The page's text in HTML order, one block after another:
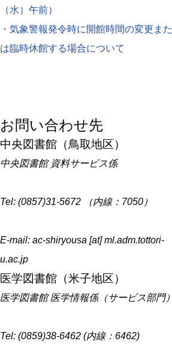
（水）午前）
・気象警報発令時に開館時間の変更また
は臨時休館する場合について
お問い合わせ先
中央図書館（鳥取地区）
中央図書館 資料サービス係
Tel: (0857)31-5672 （内線：7050）
E-mail: ac-shiryousa [at] ml.adm.tottori-
u.ac.jp
医学図書館（米子地区）
医学図書館 医学情報係（サービス部門）
Tel: (0859)38-6462 (内線：6462)